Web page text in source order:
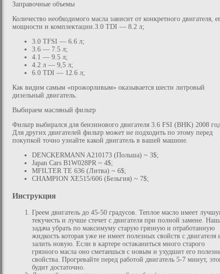
Заправочные объемы
Количество необходимого масла зависит от конкретного двигателя,
мощности и комплектации.3.0 TDI — 8.2 л;
3.0 TFSI — 6.6 л;
3.6 — 7.5 л;
4.1 — 9.5 л;
4.2 л — 9,5 л;
6.0 TDI — 12.6 л;
Как видим самым «прожорливым» оказывается шести литровый
дизельный двигатель.
Выбираем масляный фильтр
Фильтр выбирался для бензинового двигателя 3.6 FSI (BHK) 2008
Для других двигателей фильтр может не подходить по этому перед
покупкой точно узнайте какой двигатель в вашей машине.
DENCKERMANN A210173 (Польша) ~ 3$;
Japan Cars B1W028PR ~ 4$;
MFILTER TE 636 (Литва) ~ 6$;
CHAMPION XE515/606 (Бельгия) ~ 7$;
Инструкция
Греем двигатель до 45-50 градусов. Теплое масло имеет
текучесть и лучше стечет с двигателя при полной замене.
задача убрать по максимуму старую грязную и отработанную
жидкость которая уже не имеет полезных свойств с двигателя
залить новую. Если в картере остаканиться много старого
грязного масла оно сметаешься с новым и ухудшит его
свойства. Прогревайте перед работой двигатель 5-7 минут,
будит достаточно.